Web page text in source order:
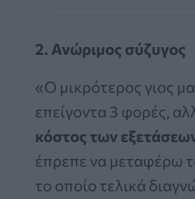
2. Ανώριμος σύζυγος
«Ο μικρότερος γιος
επείγοντα 3 φορές,
κόστος των
έπρεπε να μεταφέρω
το οποίο τελικά